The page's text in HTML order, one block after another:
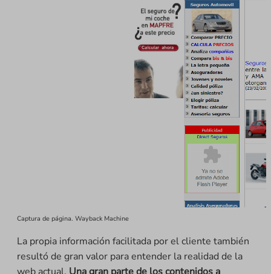
Captura de página. Wayback Machine
La propia información facilitada por el cliente también
resultó de gran valor para entender la realidad de la